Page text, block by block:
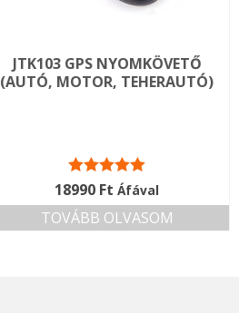
JTK103 GPS NYOMKÖVETŐ
(AUTÓ, MOTOR, TEHERAUTÓ)
Értékelés:
18990 Ft Áfával
TOVÁBB OLVASOM